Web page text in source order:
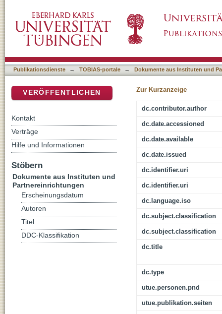
Ästhetik
Publikationsdienste → TOBIAS-portale → Dokumente aus Instituten und
Zur Kurzanzeige
dc.contributor.author
dc.date.accessioned
dc.date.available
dc.date.issued
dc.identifier.uri
dc.identifier.uri
dc.language.iso
dc.subject.classification
dc.subject.classification
dc.title
dc.type
utue.personen.pnd
utue.publikation.seiten
VERÖFFENTLICHEN
Kontakt
Verträge
Hilfe und Informationen
Stöbern
Dokumente aus Instituten und
Partnereinrichtungen
Erscheinungsdatum
Autoren
Titel
DDC-Klassifikation